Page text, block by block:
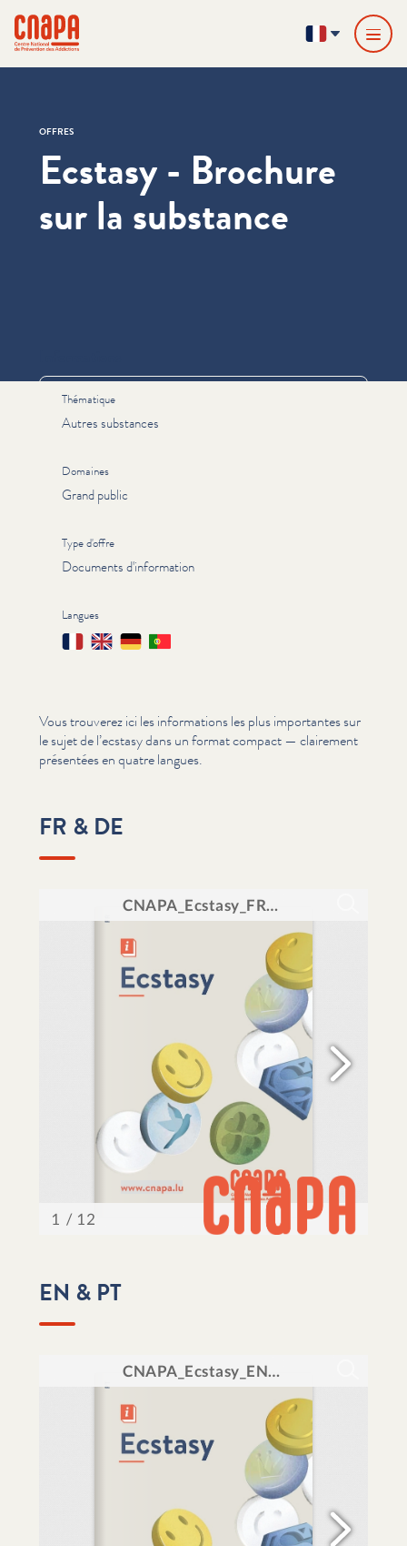
cnapa
FR
OFFRES
Ecstasy - Brochure
sur la substance
Thématique
Autres substances
Domaines
Grand public
Type d'offre
Documents d'information
Langues
FrançaisEnglishDeutschPortuguês
Vous trouverez ici les infor­ma­tions les plus importantes sur
le sujet de l’ecstasy dans un format compact — clairement
présentées en quatre langues.
FR & DE
EN & PT